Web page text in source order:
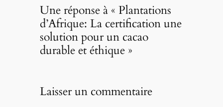
Une réponse à « Plantations
d’Afrique: La certification une
solution pour un cacao
durable et éthique »
Laisser un commentaire